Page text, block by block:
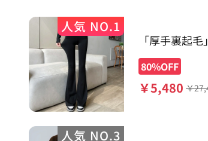
人気 NO.1
「厚手裏起
レギンス
80%OFF
￥5,480 ￥
人気 NO.3